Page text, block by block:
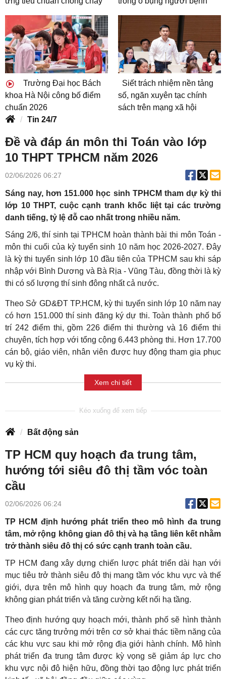
Trường Đại học Bách
khoa Hà Nội công bố điểm
chuẩn 2026
Siết trách nhiệm nền tảng
số, ngăn xuyên tạc chính
sách trên mạng xã hội
Tin 24/7
Đề và đáp án môn thi Toán vào lớp
10 THPT TPHCM năm 2026
02/06/2026 06:27
Sáng nay, hơn 151.000 học sinh TPHCM tham dự kỳ thi
lớp 10 THPT, cuộc cạnh tranh khốc liệt tại các trường
danh tiếng, tỷ lệ đỗ cao nhất trong nhiều năm.
Sáng 2/6, thí sinh tại TPHCM hoàn thành bài thi môn Toán -
môn thi cuối của kỳ tuyển sinh 10 năm học 2026-2027. Đây
là kỳ thi tuyển sinh lớp 10 đầu tiên của TPHCM sau khi sáp
nhập với Bình Dương và Bà Rịa - Vũng Tàu, đồng thời là kỳ
thi có số lượng thí sinh đông nhất cả nước.
Theo Sở GD&ĐT TP.HCM, kỳ thi tuyển sinh lớp 10 năm nay
có hơn 151.000 thí sinh đăng ký dự thi. Toàn thành phố bố
trí 242 điểm thi, gồm 226 điểm thi thường và 16 điểm thi
chuyên, tích hợp với tổng cộng 6.443 phòng thi. Hơn 17.700
cán bộ, giáo viên, nhân viên được huy động tham gia phục
vụ kỳ thi.
Xem chi tiết
Bất động sản
TP HCM quy hoạch đa trung tâm,
hướng tới siêu đô thị tầm vóc toàn
cầu
02/06/2026 06:24
TP HCM định hướng phát triển theo mô hình đa trung
tâm, mở rộng không gian đô thị và hạ tầng liên kết nhằm
trở thành siêu đô thị có sức cạnh tranh toàn cầu.
TP HCM đang xây dựng chiến lược phát triển dài hạn với
mục tiêu trở thành siêu đô thị mang tầm vóc khu vực và thế
giới, dựa trên mô hình quy hoạch đa trung tâm, mở rộng
không gian phát triển và tăng cường kết nối hạ tầng.
Theo định hướng quy hoạch mới, thành phố sẽ hình thành
các cực tăng trưởng mới trên cơ sở khai thác tiềm năng của
các khu vực sau khi mở rộng địa giới hành chính. Mô hình
phát triển đa trung tâm được kỳ vọng sẽ giảm áp lực cho
khu vực nội đô hiện hữu, đồng thời tạo động lực phát triển